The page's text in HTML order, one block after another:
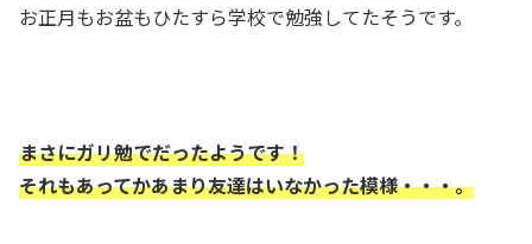
お正月もお盆もひたすら学校で勉強してたそうです。
まさにガリ勉でだったようです！
それもあってかあまり友達はいなかった模様・・・。